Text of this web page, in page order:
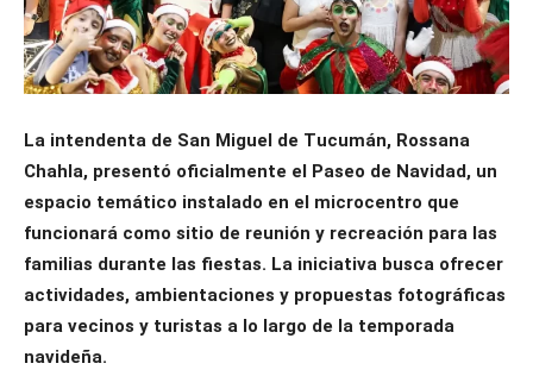
La intendenta de San Miguel de Tucumán, Rossana
Chahla, presentó oficialmente el Paseo de Navidad, un
espacio temático instalado en el microcentro que
funcionará como sitio de reunión y recreación para las
familias durante las fiestas. La iniciativa busca ofrecer
actividades, ambientaciones y propuestas fotográficas
para vecinos y turistas a lo largo de la temporada
navideña.